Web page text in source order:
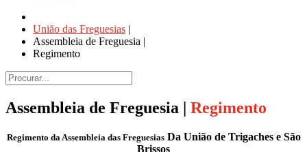
União das Freguesias |
Assembleia de Freguesia |
Regimento
Assembleia de Freguesia | Regimento
Regimento da Assembleia das FreguesiasDa União de Trigaches e São
Brissos